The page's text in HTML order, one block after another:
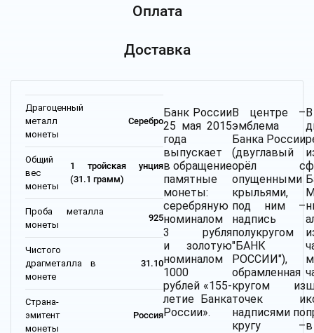
Оплата
Доставка
Драгоценный
металл
монеты
Серебро
Общий
вес
монеты
1 тройская унция
(31.1 грамм)
Проба металла
монеты
925
Чистого
драгметалла в
монете
31.10
Страна-
эмитент
монеты
Россия
Банк России
25 мая 2015
года
выпускает
в обращение
памятные
монеты:
серебряную
номиналом
3 рубля
и золотую
номиналом
1000
рублей «155-
летие Банка
России».
В центре –
эмблема
Банка России
(двуглавый
орёл с
опущенными
крыльями,
под ним –
надпись
полукругом
"БАНК
РОССИИ"),
обрамленная
кругом из
точек и
надписями по
кругу –